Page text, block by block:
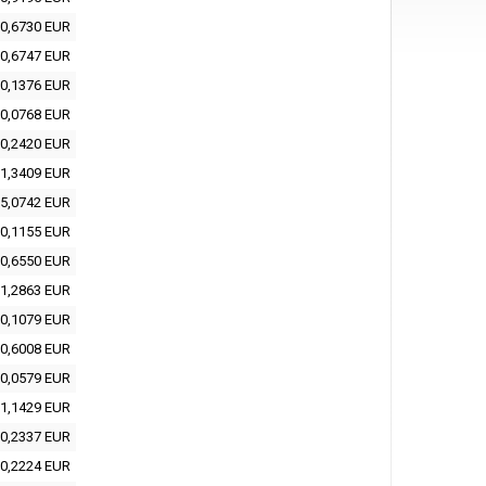
0,6730 EUR
0,6747 EUR
0,1376 EUR
0,0768 EUR
0,2420 EUR
1,3409 EUR
5,0742 EUR
0,1155 EUR
0,6550 EUR
1,2863 EUR
0,1079 EUR
0,6008 EUR
0,0579 EUR
EUR
0,2337 EUR
0,2224 EUR